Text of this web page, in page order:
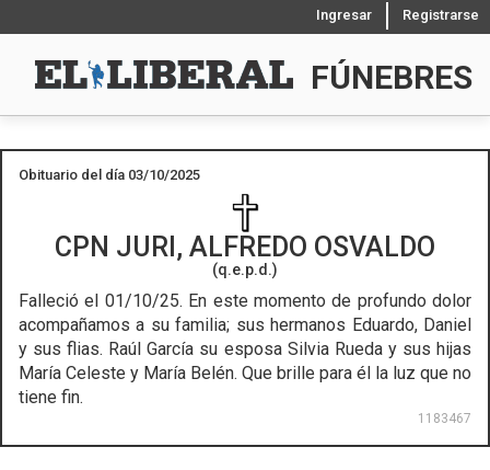
Ingresar Registrarse
FÚNEBRES
Obituario del día 03/10/2025
CPN JURI, ALFREDO OSVALDO
(q.e.p.d.)
Falleció el 01/10/25. En este momento de profundo dolor
acompañamos a su familia; sus hermanos Eduardo, Daniel
y sus flias. Raúl García su esposa Silvia Rueda y sus hijas
María Celeste y María Belén. Que brille para él la luz que no
tiene fin.
1183467